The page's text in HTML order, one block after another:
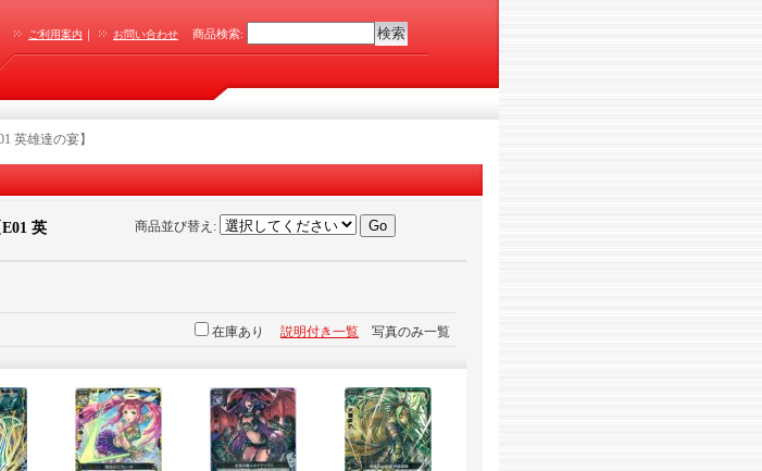
ご利用案内 ｜ お問い合わせ 商品検索:
英雄達の宴】
英
商品並び替え :
在庫あり 説明付き一覧 写真のみ一覧